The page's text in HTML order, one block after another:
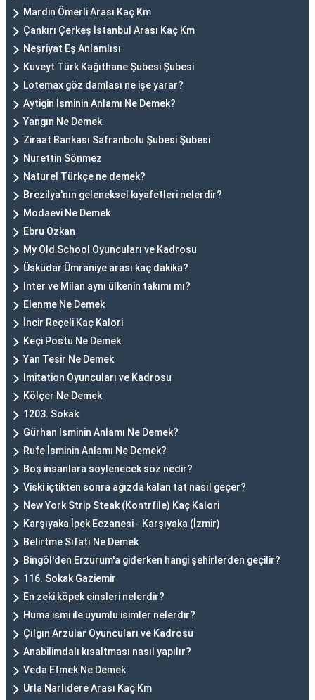
Mardin Ömerli Arası Kaç Km
Çankırı Çerkeş İstanbul Arası Kaç Km
Neşriyat Eş Anlamlısı
Kuveyt Türk Kağıthane Şubesi Şubesi
Lotemax göz damlası ne işe yarar?
Aytigin İsminin Anlamı Ne Demek?
Yangın Ne Demek
Ziraat Bankası Safranbolu Şubesi Şubesi
Nurettin Sönmez
Naturel Türkçe ne demek?
Brezilya'nın geleneksel kıyafetleri nelerdir?
Modaevi Ne Demek
Ebru Özkan
My Old School Oyuncuları ve Kadrosu
Üsküdar Ümraniye arası kaç dakika?
Inter ve Milan aynı ülkenin takımı mı?
Elenme Ne Demek
İncir Reçeli Kaç Kalori
Keçi Postu Ne Demek
Yan Tesir Ne Demek
Imitation Oyuncuları ve Kadrosu
Kölçer Ne Demek
1203. Sokak
Gürhan İsminin Anlamı Ne Demek?
Rufe İsminin Anlamı Ne Demek?
Boş insanlara söylenecek söz nedir?
Viski içtikten sonra ağızda kalan tat nasıl geçer?
New York Strip Steak (Kontrfile) Kaç Kalori
Karşıyaka İpek Eczanesi - Karşıyaka (İzmir)
Belirtme Sıfatı Ne Demek
Bingöl'den Erzurum'a giderken hangi şehirlerden geçilir?
116. Sokak Gaziemir
En zeki köpek cinsleri nelerdir?
Hüma ismi ile uyumlu isimler nelerdir?
Çılgın Arzular Oyuncuları ve Kadrosu
Anabilimdalı kısaltması nasıl yapılır?
Veda Etmek Ne Demek
Urla Narlıdere Arası Kaç Km